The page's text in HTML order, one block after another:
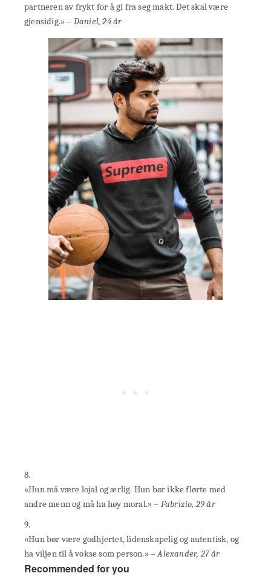
partneren av frykt for å gi fra seg makt. Det skal være
gjensidig.» – Daniel, 24 år
8.
«Hun må være lojal og ærlig. Hun bør ikke flørte med
andre menn og må ha høy moral.» – Fabrizio, 29 år
9.
«Hun bør være godhjertet, lidenskapelig og autentisk, og
ha viljen til å vokse som person.» –Alexander, 27 år
Recommended for you